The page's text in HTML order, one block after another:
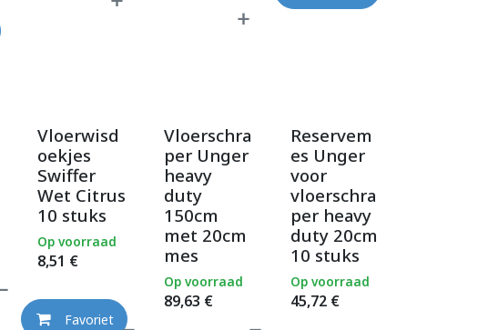
Vloerwisd
oekjes
Swiffer
Wet Citrus
10 stuks
8,51 €
Op voorraad
Favoriet
Vloerschra
per Unger
heavy
duty
150cm
met 20cm
mes
89,63 €
Op voorraad
Reservem
es Unger
voor
vloerschra
per heavy
duty 20cm
10 stuks
45,72€
Op voorraad